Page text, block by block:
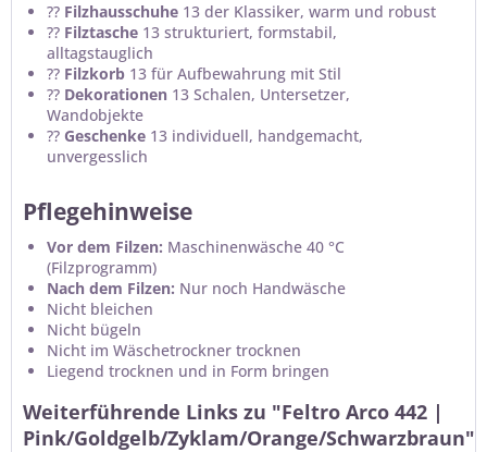
?? Filzhausschuhe 13 der Klassiker, warm und robust
?? Filztasche 13 strukturiert, formstabil,
alltagstauglich
?? Filzkorb 13 für Aufbewahrung mit Stil
?? Dekorationen 13 Schalen, Untersetzer,
Wandobjekte
?? Geschenke 13 individuell, handgemacht,
unvergesslich
Pflegehinweise
Vor dem Filzen: Maschinenwäsche 40 °C
(Filzprogramm)
Nach dem Filzen: Nur noch Handwäsche
Nicht bleichen
Nicht bügeln
Nicht im Wäschetrockner trocknen
Liegend trocknen und in Form bringen
Weiterführende Links zu "Feltro Arco 442 |
Pink/Goldgelb/Zyklam/Orange/Schwarzbraun"